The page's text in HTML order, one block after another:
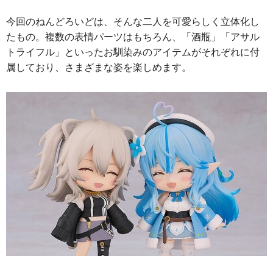
今回のねんどろいどは、そんな二人を可愛らしく立体化し
たもの。複数の表情パーツはもちろん、「酒瓶」「アサル
トライフル」といったお馴染みのアイテムがそれぞれに付
属しており、さまざまな姿を楽しめます。